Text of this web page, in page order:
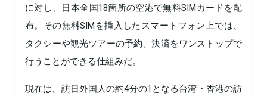
に対し、日本全国18箇所の空港で無料SIMカードを配
布。その無料SIMを挿入したスマートフォン上では、
タクシーや観光ツアーの予約、決済をワンストップで
行うことができる仕組みだ。
現在は、訪日外国人の約4分の1となる台湾・香港の訪